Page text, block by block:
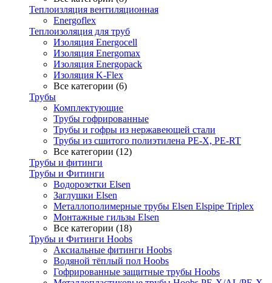
Теплоизляция вентиляционная
Energoflex
Теплоизоляция для труб
Изоляция Energocell
Изоляция Energomax
Изоляция Energopack
Изоляция K-Flex
Все категории (6)
Трубы
Комплектующие
Трубы гофрированные
Трубы и гофры из нержавеющей стали
Трубы из сшитого полиэтилена PE-X, PE-RT
Все категории (12)
Трубы и фитинги
Трубы и Фитинги
Водорозетки Elsen
Заглушки Elsen
Металлополимерные трубы Elsen Elspipe Triplex
Монтажные гильзы Elsen
Все категории (18)
Трубы и Фитинги Hoobs
Аксиальные фитинги Hoobs
Водяной тёплый пол Hoobs
Гофрированные защитные трубы Hoobs